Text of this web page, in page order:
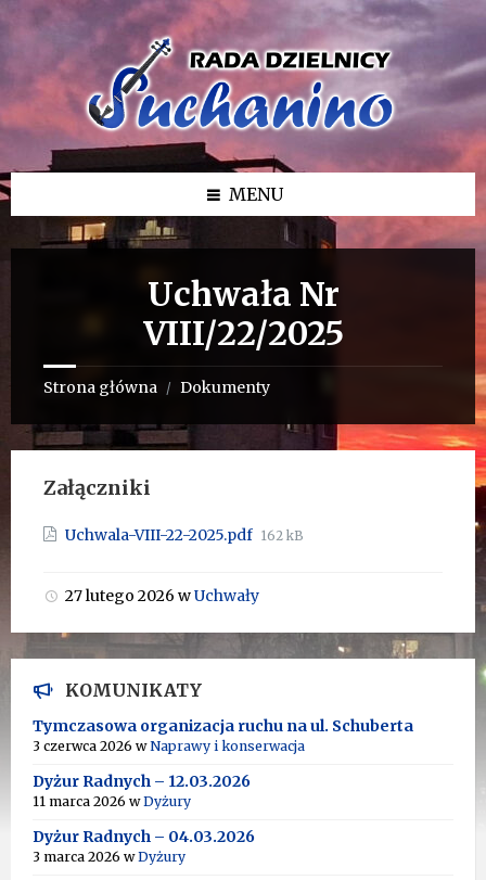
Przejdź
Przejdź
bocznego
Przejdź
MENU
Uchwała Nr
VIII/22/2025
Strona główna / Dokumenty
Załączniki
Uchwala-VIII-22-2025.pdf Rozmiar
162 kB
27 lutego 2026 wUchwały
KOMUNIKATY
Tymczasowa organizacja ruchu na ul. Schuberta
3 czerwca 2026 wNaprawy i konserwacja
Dyżur Radnych – 12.03.2026
11 marca 2026 wDyżury
Dyżur Radnych – 04.03.2026
3 marca 2026 wDyżury